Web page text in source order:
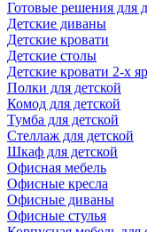
Готовые решения для
Детские диваны
Детские кровати
Детские столы
Детские кровати 2-х
Полки для детской
Комод для детской
Тумба для детской
Стеллаж для детской
Шкаф для детской
Офисная мебель
Офисные кресла
Офисные диваны
Офисные стулья